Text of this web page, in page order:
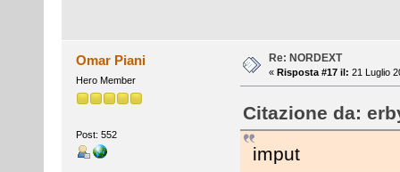
Omar Piani
Hero Member
Post: 552
Re: NORDEXT
« Risposta #17 il: 21 Luglio
Citazione da:
imput